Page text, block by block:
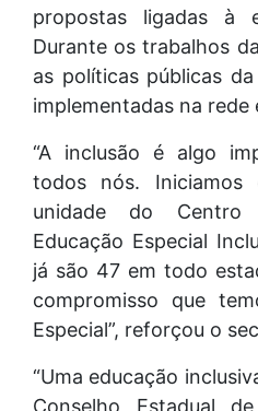
propostas ligadas à
Durante os trabalhos
as políticas públicas
implementadas na rede
“A inclusão é algo
todos nós.
unidade do
Educação Especial
já são 47 em todo
compromisso que
Especial”, reforçou o
“Uma educação
Conselho Estadual